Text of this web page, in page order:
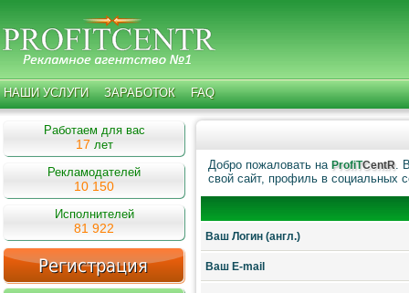
НАШИ УСЛУГИ ЗАРАБОТОК FAQ
Работаем для вас
17 лет
Рекламодателей
10 150
Исполнителей
81 922
Добро пожаловать на ProfiTCentR.
свой сайт, профиль в социальных
Ваш Логин (англ.)
Ваш E-mail